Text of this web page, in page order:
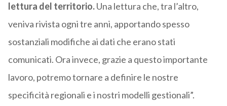
lettura del territorio.Una lettura che, tra l’altro,
veniva rivista ogni tre anni, apportando spesso
sostanziali modifiche ai dati che erano stati
comunicati. Ora invece, grazie a questo importante
lavoro, potremo tornare a definire le nostre
specificità regionali e i nostri modelli gestionali”.